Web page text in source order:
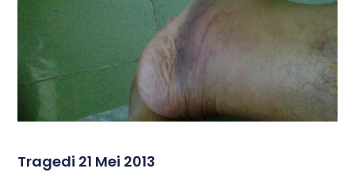
Tragedi 21 Mei 2013